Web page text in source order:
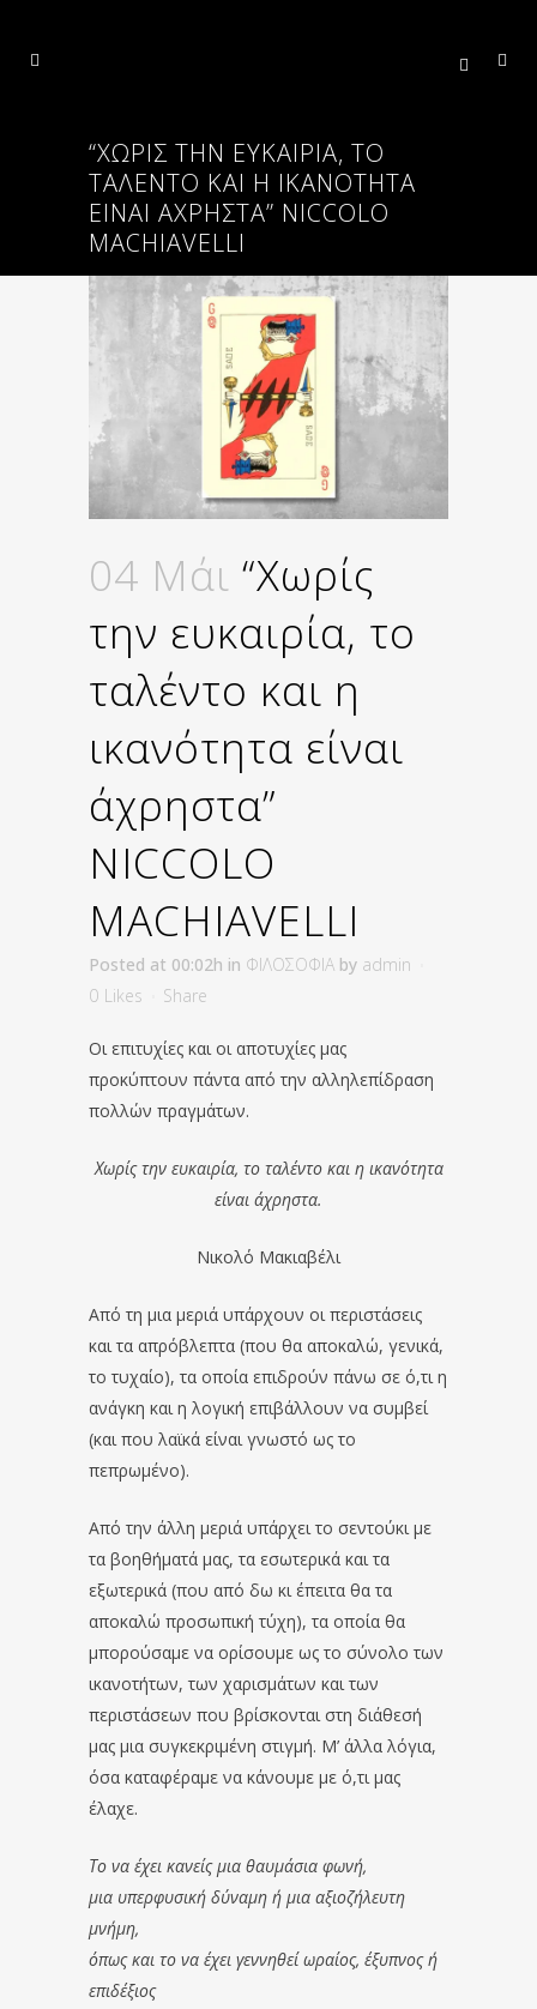
“ΧΩΡΊΣ ΤΗΝ ΕΥΚΑΙΡΊΑ, ΤΟ
ΤΑΛΈΝΤΟ ΚΑΙ Η ΙΚΑΝΌΤΗΤΑ
ΕΊΝΑΙ ΆΧΡΗΣΤΑ” ΝICCOLO
MACHIAVELLI
04 Μάι “Χωρίς
την ευκαιρία, το
ταλέντο και η
ικανότητα είναι
άχρηστα”
ΝICCOLO
MACHIAVELLI
Posted at 00:02h in ΦΙΛΟΣΟΦΙΑ by admin
0 Likes Share
Οι επιτυχίες και οι αποτυχίες μας
προκύπτουν πάντα από την αλληλεπίδραση
πολλών πραγμάτων.
Χωρίς την ευκαιρία, το ταλέντο και η ικανότητα
είναι άχρηστα.
Νικολό Μακιαβέλι
Από τη μια μεριά υπάρχουν οι περιστάσεις
και τα απρόβλεπτα (που θα αποκαλώ, γενικά,
το τυχαίο), τα οποία επιδρούν πάνω σε ό,τι η
ανάγκη και η λογική επιβάλλουν να συμβεί
(και που λαϊκά είναι γνωστό ως το
πεπρωμένο).
Από την άλλη μεριά υπάρχει το σεντούκι με
τα βοηθήματά μας, τα εσωτερικά και τα
εξωτερικά (που από δω κι έπειτα θα τα
αποκαλώ προσωπική τύχη), τα οποία θα
μπορούσαμε να ορίσουμε ως το σύνολο των
ικανοτήτων, των χαρισμάτων και των
περιστάσεων που βρίσκονται στη διάθεσή
μας μια συγκεκριμένη στιγμή. Μ’ άλλα λόγια,
όσα καταφέραμε να κάνουμε με ό,τι μας
έλαχε.
Το να έχει κανείς μια θαυμάσια φωνή,
μια υπερφυσική δύναμη ή μια αξιοζήλευτη
μνήμη,
όπως και το να έχει γεννηθεί ωραίος, έξυπνος ή
επιδέξιος